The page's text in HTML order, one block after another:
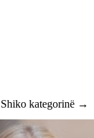
Shiko kategorinë →